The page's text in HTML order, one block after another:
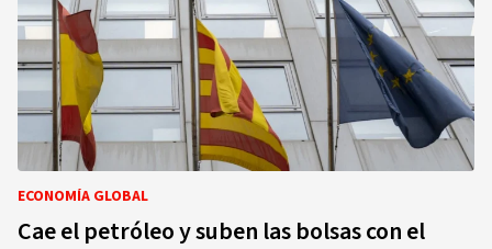
ECONOMÍA GLOBAL
Cae el petróleo y suben las bolsas con el